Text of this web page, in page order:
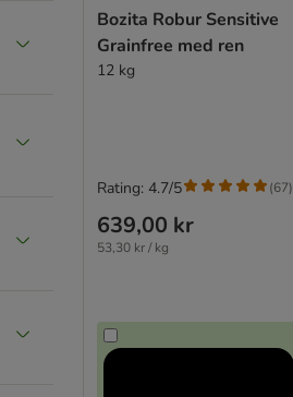
Bozita Robur Sensitive
Grainfree med ren
12 kg
639,00 kr
53,30 kr / kg
Rating: 4.7/5 (67)